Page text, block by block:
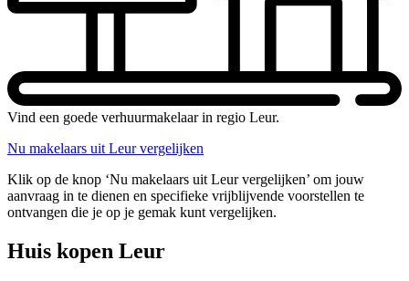
Vind een goede verhuurmakelaar in regio Leur.
Nu makelaars uit Leur vergelijken
Klik op de knop ‘Nu makelaars uit Leur vergelijken’ om jouw
aanvraag in te dienen en specifieke vrijblijvende voorstellen te
ontvangen die je op je gemak kunt vergelijken.
Huis kopen Leur